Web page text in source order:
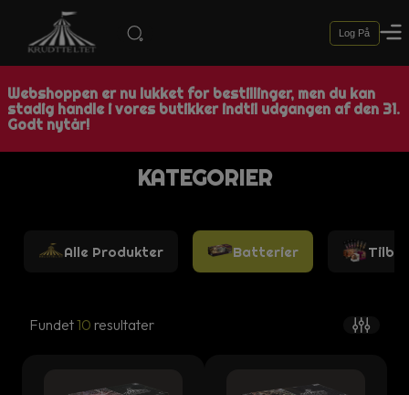
Log På
Webshoppen er nu lukket for bestillinger, men du kan
stadig handle i vores butikker indtil udgangen af den 31.
Godt nytår!
KATEGORIER
Alle Produkter Batterier
Fundet10 resultater